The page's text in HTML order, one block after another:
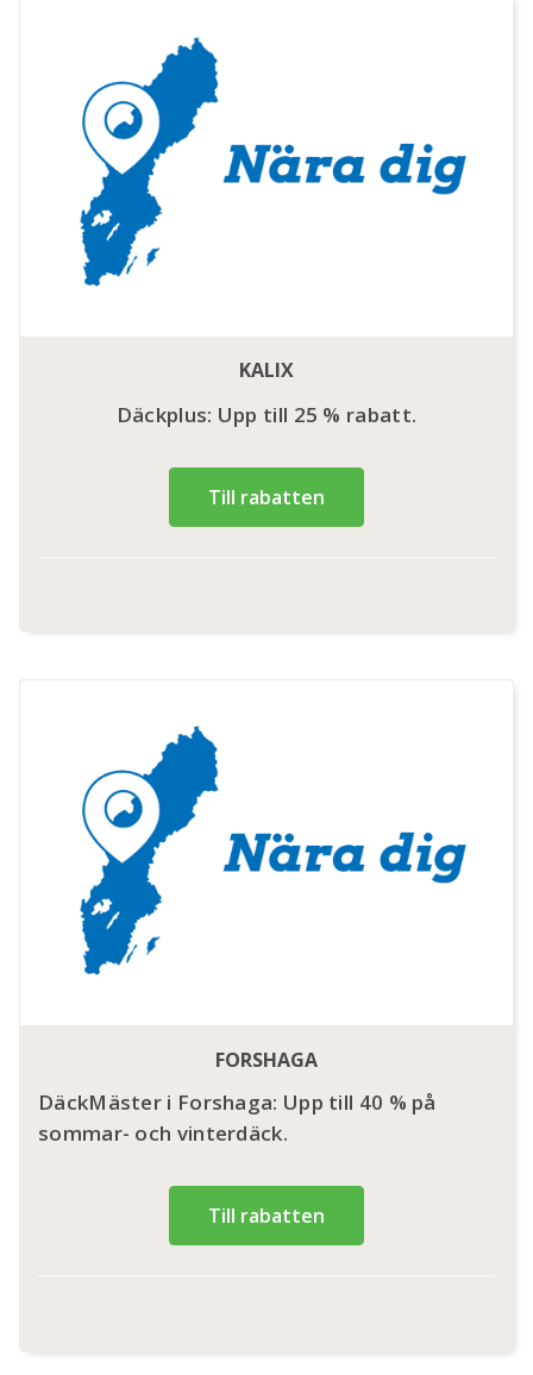
KALIX
Däckplus: Upp till 25 % rabatt.
Till rabatten
FORSHAGA
DäckMäster i Forshaga: Upp till 40 % på
sommar- och vinterdäck.
Till rabatten